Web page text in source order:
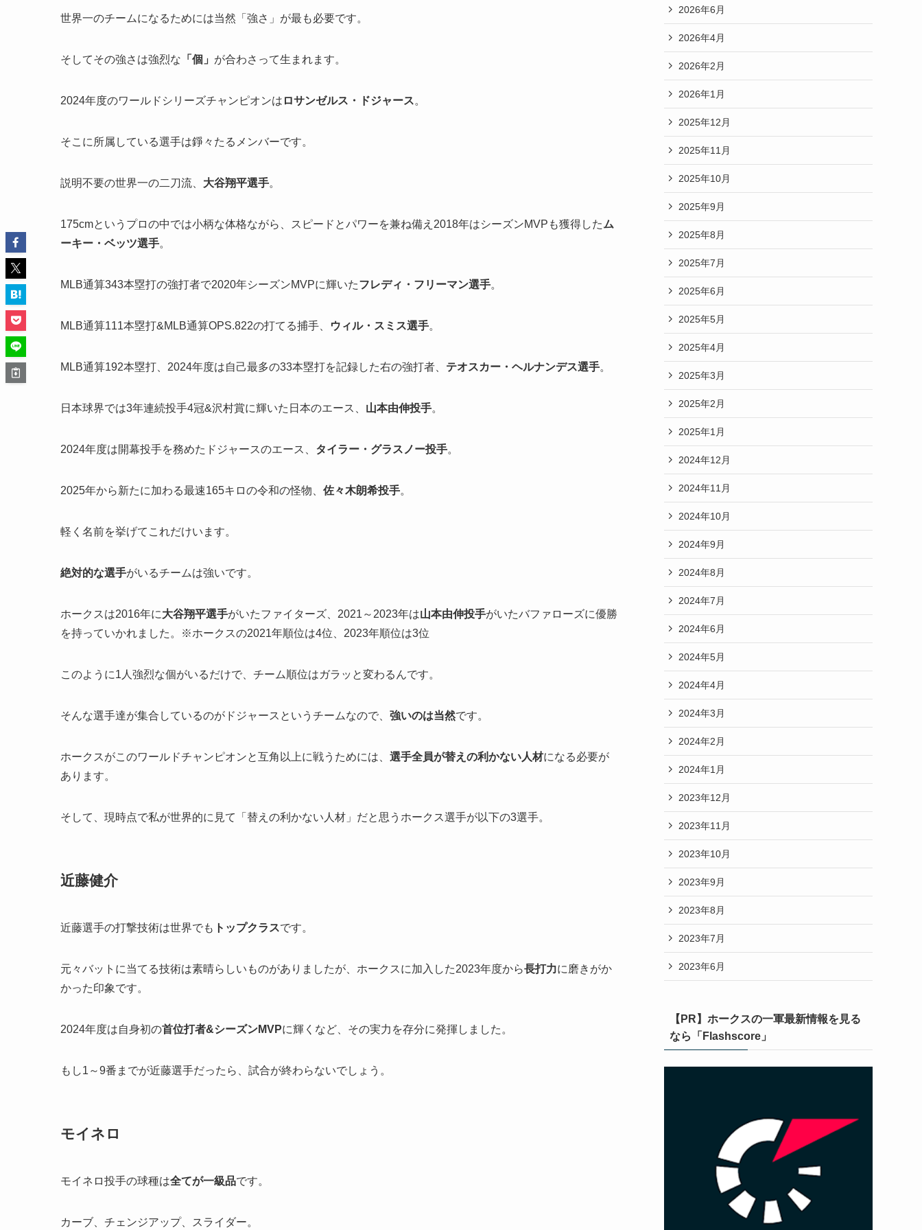
世界一のチームになるためには当然「強さ」が最も必要です。
そしてその強さは強烈な 「個」 が合わさって生まれます。
2024年度のワールドシリーズチャンピオンは ロサンゼルス・ドジャース。
そこに所属している選手は錚々たるメンバーです。
説明不要の世界一の二刀流、 大谷翔平選手。
175cmというプロの中では小柄な体格ながら、スピードとパワーを兼ね備え2018年はシーズンMVPも獲得したム
ーキー・ベッツ選手。
MLB通算343本塁打の強打者で2020年シーズンMVPに輝いたフレディ・フリーマン選手。
MLB通算111本塁打&MLB通算OPS.822の打てる捕手、 ウィル・スミス選手。
MLB通算192本塁打、2024年度は自己最多の33本塁打を記録した右の強打者、 テオスカー・ヘルナンデス選手。
日本球界では3年連続投手4冠&沢村賞に輝いた日本のエース、 山本由伸投手。
2024年度は開幕投手を務めたドジャースのエース、 タイラー・グラスノー投手。
2025年から新たに加わる最速165キロの令和の怪物、 佐々木朗希投手。
軽く名前を挙げてこれだけいます。
絶対的な選手がいるチームは強いです。
ホークスは2016年に大谷翔平選手がいたファイターズ、2021～2023年は山本由伸投手がいたバファローズに優勝
を持っていかれました。※ホークスの2021年順位は4位、2023年順位は3位
このように1人強烈な個がいるだけで、チーム順位はガラッと変わるんです。
そんな選手達が集合しているのがドジャースというチームなので、 強いのは当然です。
ホークスがこのワールドチャンピオンと互角以上に戦うためには、 選手全員が替えの利かない人材になる必要が
あります。
そして、現時点で私が世界的に見て「替えの利かない人材」だと思うホークス選手が以下の3選手。
近藤健介
近藤選手の打撃技術は世界でも トップクラスです。
元々バットに当てる技術は素晴らしいものがありましたが、ホークスに加入した2023年度から長打力に磨きがか
かった印象です。
2024年度は自身初の首位打者&シーズンMVPに輝くなど、その実力を存分に発揮しました。
もし1～9番までが近藤選手だったら、試合が終わらないでしょう。
モイネロ
モイネロ投手の球種は全てが一級品です。
カーブ、チェンジアップ、スライダー。
2026年6月
2026年4月
2026年2月
2026年1月
2025年12月
2025年11月
2025年10月
2025年9月
2025年8月
2025年7月
2025年6月
2025年5月
2025年4月
2025年3月
2025年2月
2025年1月
2024年12月
2024年11月
2024年10月
2024年9月
2024年8月
2024年7月
2024年6月
2024年5月
2024年4月
2024年3月
2024年2月
2024年1月
2023年12月
2023年11月
2023年10月
2023年9月
2023年8月
2023年7月
2023年6月
【PR】ホークスの一軍最新情報を見る
なら「Flashscore」